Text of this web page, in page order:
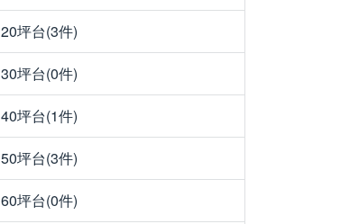
20坪台(3件)
30坪台(0件)
40坪台(1件)
50坪台(3件)
60坪台(0件)